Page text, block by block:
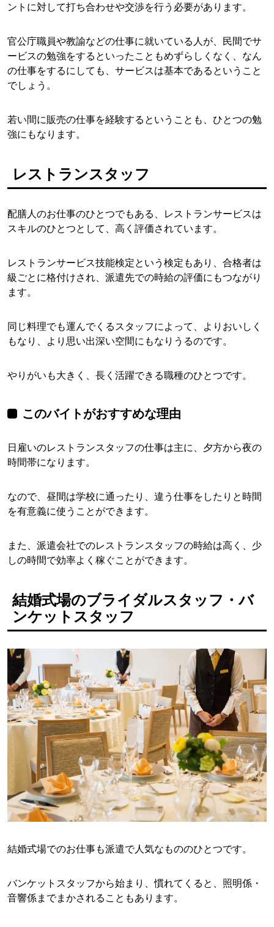
ントに対して打ち合わせや交渉を行う必要があります。
官公庁職員や教諭などの仕事に就いている人が、民間でサ
ービスの勉強をするといったこともめずらしくなく、なん
の仕事をするにしても、サービスは基本であるということ
でしょう。
若い間に販売の仕事を経験するということも、ひとつの勉
強にもなります。
レストランスタッフ
配膳人のお仕事のひとつでもある、レストランサービスは
スキルのひとつとして、高く評価されています。
レストランサービス技能検定という検定もあり、合格者は
級ごとに格付けされ、派遣先での時給の評価にもつながり
ます。
同じ料理でも運んでくるスタッフによって、よりおいしく
もなり、より思い出深い空間にもなりうるのです。
やりがいも大きく、長く活躍できる職種のひとつです。
このバイトがおすすめな理由
日雇いのレストランスタッフの仕事は主に、夕方から夜の
時間帯になります。
なので、昼間は学校に通ったり、違う仕事をしたりと時間
を有意義に使うことができます。
また、派遣会社でのレストランスタッフの時給は高く、少
しの時間で効率よく稼ぐことができます。
結婚式場のブライダルスタッフ・バ
ンケットスタッフ
結婚式場でのお仕事も派遣で人気なもののひとつです。
バンケットスタッフから始まり、慣れてくると、照明係・
音響係までまかされることもあります。